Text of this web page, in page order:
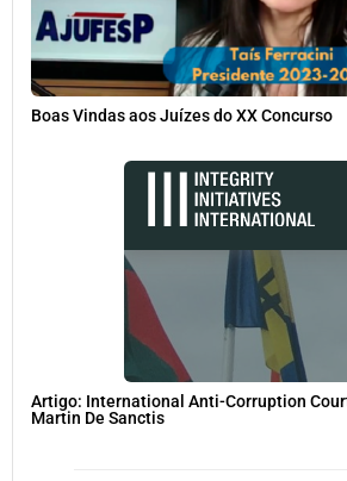
Boas Vindas aos Juízes do XX Concurso
Artigo: International Anti-Corruption
Martin De Sanctis